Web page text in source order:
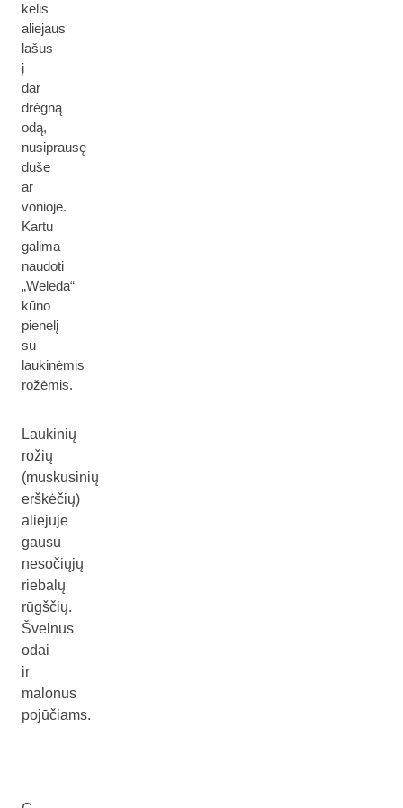
kelis
aliejaus
lašus
į
dar
drėgną
odą,
nusiprausę
duše
ar
vonioje.
Kartu
galima
naudoti
„Weleda“
kūno
pienelį
su
laukinėmis
rožėmis.
Laukinių
rožių
(muskusinių
erškėčių)
aliejuje
gausu
nesočiųjų
riebalų
rūgščių.
Švelnus
odai
ir
malonus
pojūčiams.